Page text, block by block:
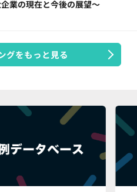
業の現在と今後の展望～
グをもっと見る